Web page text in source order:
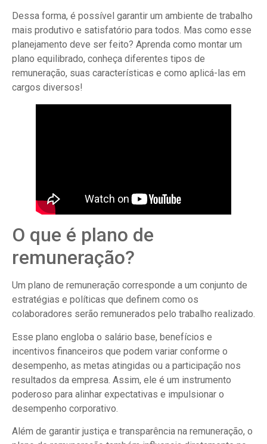
Dessa forma, é possível garantir um ambiente de trabalho
mais produtivo e satisfatório para todos. Mas como esse
planejamento deve ser feito? Aprenda como montar um
plano equilibrado, conheça diferentes tipos de
remuneração, suas características e como aplicá-las em
cargos diversos!
O que é plano de
remuneração?
Um plano de remuneração corresponde a um conjunto de
estratégias e políticas que definem como os
colaboradores serão remunerados pelo trabalho realizado.
Esse plano engloba o salário base, benefícios e
incentivos financeiros que podem variar conforme o
desempenho, as metas atingidas ou a participação nos
resultados da empresa. Assim, ele é um instrumento
poderoso para alinhar expectativas e impulsionar o
desempenho corporativo.
Além de garantir justiça e transparência na remuneração, o